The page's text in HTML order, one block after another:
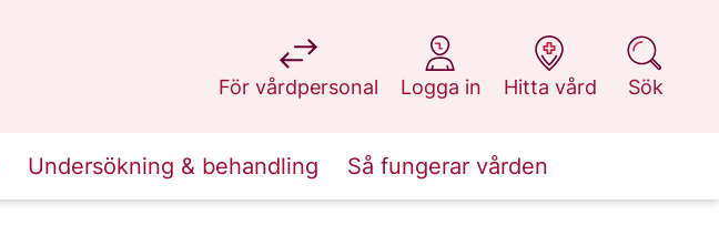
För vårdpersonal
på 1177.se
Logga in
på 1177.se
Hitta vård
på 1177.se
Sök
på 1177.se
Undersökning & behandling Så fungerar vården